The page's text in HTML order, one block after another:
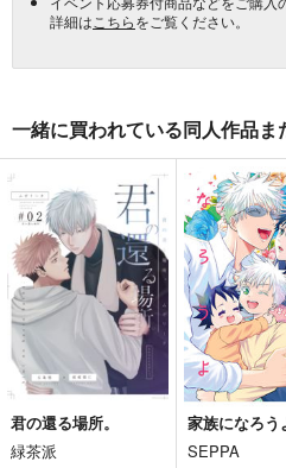
詳細は こちらをご覧ください。
一緒に買われている同人作品ま
君の還る場所。
緑茶派
家族になろう
SEPPA